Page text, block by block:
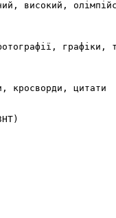
кросворди, цитати